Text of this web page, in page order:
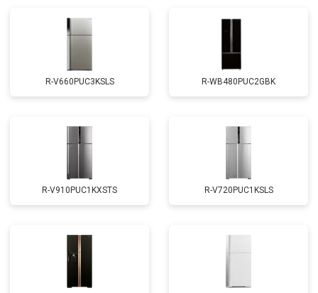
R-V660PUC3KSLS R-WB480PUC2GBK
R-V910PUC1KXSTS R-V720PUC1KSLS